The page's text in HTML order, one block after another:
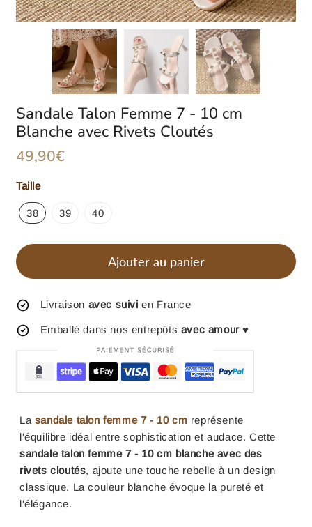
Sandale Talon Femme 7 - 10 cm
Blanche avec Rivets Cloutés
49,90€
price
Taille
38 39 40
Ajouter au panier
Livraison avec suivi en France
Emballé dans nos entrepôts avec amour ♥
La sandale talon femme 7 - 10 cm représente
l'équilibre idéal entre sophistication et audace. Cette
sandale talon femme 7 - 10 cm blanche avec des
rivets cloutés, ajoute une touche rebelle à un design
classique. La couleur blanche évoque la pureté et
l'élégance.